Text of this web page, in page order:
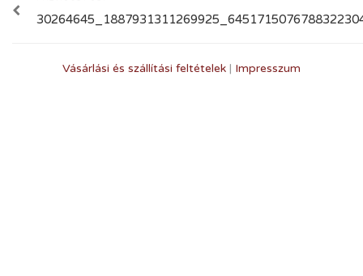
Vásárlási és szállítási feltételek | Impresszum